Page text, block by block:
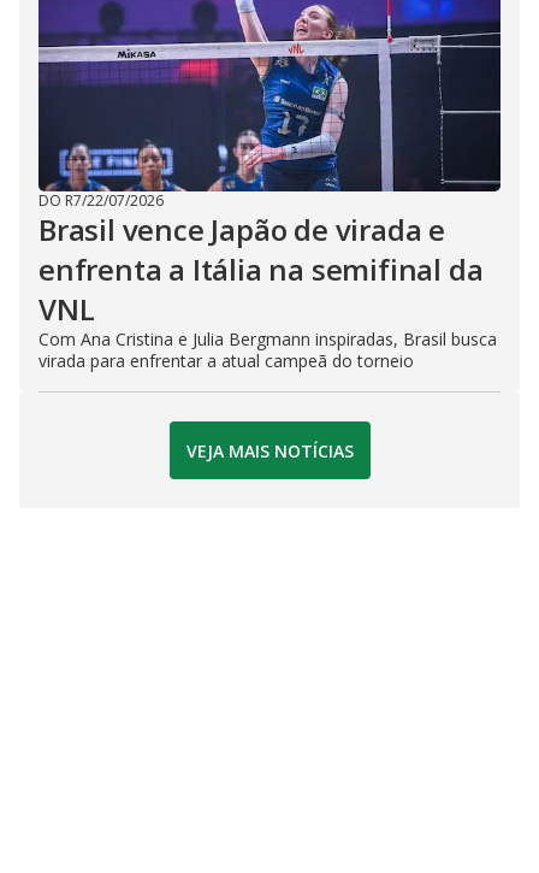
DO R7/22/07/2026
Brasil vence Japão de virada e
enfrenta a Itália na semifinal da
VNL
Com Ana Cristina e Julia Bergmann inspiradas, Brasil busca
virada para enfrentar a atual campeã do torneio
VEJA MAIS NOTÍCIAS